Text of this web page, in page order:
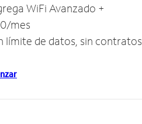
WiFi Avanzado +
mes
límite de datos, sin contratos